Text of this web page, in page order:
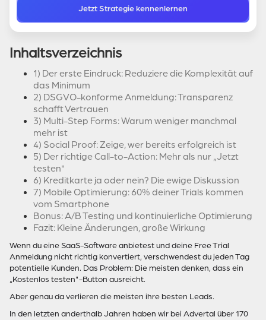
Wenn du eine SaaS-Software anbietest und deine Free Trial
Anmeldung nicht richtig konvertiert, verschwendest du jeden Tag
potentielle Kunden. Das Problem: Die meisten denken, dass ein
„Kostenlos testen"-Button ausreicht.
Aber genau da verlieren die meisten ihre besten Leads.
In den letzten anderthalb Jahren haben wir bei Advertal über 170
Jetzt Strategie kennenlernen
Inhaltsverzeichnis
1) Der erste Eindruck: Reduziere die Komplexität auf
das Minimum
2) DSGVO-konforme Anmeldung: Transparenz
schafft Vertrauen
3) Multi-Step Forms: Warum weniger manchmal
mehr ist
4) Social Proof: Zeige, wer bereits erfolgreich ist
5) Der richtige Call-to-Action: Mehr als nur „Jetzt
testen"
6) Kreditkarte ja oder nein? Die ewige Diskussion
7) Mobile Optimierung: 60% deiner Trials kommen
vom Smartphone
Bonus: A/B Testing und kontinuierliche Optimierung
Fazit: Kleine Änderungen, große Wirkung